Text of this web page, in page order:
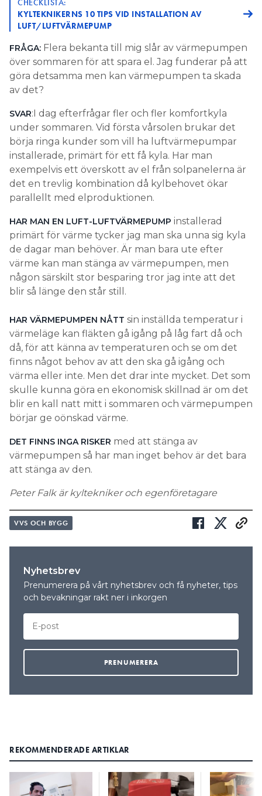
CHECKLISTA:
KYLTEKNIKERNS 10 TIPS VID INSTALLATION AV
LUFT/LUFTVÄRMEPUMP
FRÅGA: Flera bekanta till mig slår av värmepumpen
över sommaren för att spara el. Jag funderar på att
göra detsamma men kan värmepumpen ta skada
av det?
SVAR:I dag efterfrågar fler och fler komfortkyla
under sommaren. Vid första vårsolen brukar det
börja ringa kunder som vill ha luftvärmepumpar
installerade, primärt för ett få kyla. Har man
exempelvis ett överskott av el från solpanelerna är
det en trevlig kombination då kylbehovet ökar
parallellt med elproduktionen.
HAR MAN EN LUFT-LUFTVÄRMEPUMP installerad
primärt för värme tycker jag man ska unna sig kyla
de dagar man behöver. Är man bara ute efter
värme kan man stänga av värmepumpen, men
någon särskilt stor besparing tror jag inte att det
blir så länge den står still.
HAR VÄRMEPUMPEN NÅTT sin inställda temperatur i
värmeläge kan fläkten gå igång på låg fart då och
då, för att känna av temperaturen och se om det
finns något behov av att den ska gå igång och
värma eller inte. Men det drar inte mycket. Det som
skulle kunna göra en ekonomisk skillnad är om det
blir en kall natt mitt i sommaren och värmepumpen
börjar ge oönskad värme.
DET FINNS INGA RISKER med att stänga av
värmepumpen så har man inget behov är det bara
att stänga av den.
Peter Falk är kyltekniker och egenföretagare
VVS OCH BYGG
Nyhetsbrev
Prenumerera på vårt nyhetsbrev och få nyheter, tips
och bevakningar rakt ner i inkorgen
REKOMMENDERADE ARTIKLAR